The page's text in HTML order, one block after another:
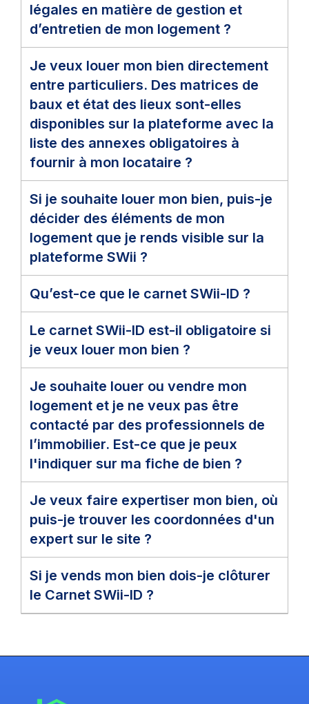
légales en matière de gestion et
d’entretien de mon logement ?
Je veux louer mon bien directement
entre particuliers. Des matrices de
baux et état des lieux sont-elles
disponibles sur la plateforme avec la
liste des annexes obligatoires à
fournir à mon locataire ?
Si je souhaite louer mon bien, puis-je
décider des éléments de mon
logement que je rends visible sur la
plateforme SWii ?
Qu’est-ce que le carnet SWii-ID ?
Le carnet SWii-ID est-il obligatoire si
je veux louer mon bien ?
Je souhaite louer ou vendre mon
logement et je ne veux pas être
contacté par des professionnels de
l’immobilier. Est-ce que je peux
l'indiquer sur ma fiche de bien ?
Je veux faire expertiser mon bien, où
puis-je trouver les coordonnées d'un
expert sur le site ?
Si je vends mon bien dois-je clôturer
le Carnet SWii-ID ?